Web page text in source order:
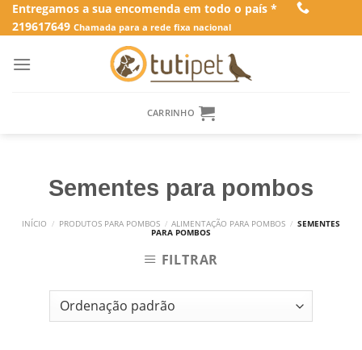
SkipEntregamos a sua encomenda em todo o país *
219617649 Chamada para a rede fixa nacional
CARRINHO
Sementes para pombos
INÍCIO / PRODUTOS PARA POMBOS / ALIMENTAÇÃO PARA POMBOS / SEMENTES
PARA POMBOS
FILTRAR